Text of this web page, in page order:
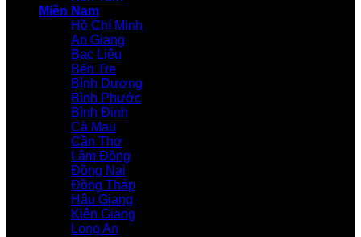
Miền Nam
Hồ Chí Minh
An Giang
Bạc Liêu
Bến Tre
Bình Dương
Bình Phước
Bình Định
Cà Mau
Cần Thơ
Lâm Đồng
Đồng Nai
Đồng Tháp
Hậu Giang
Kiên Giang
Long An